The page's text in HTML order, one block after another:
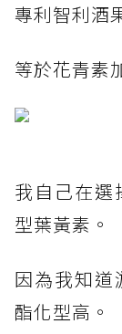
專利智利酒
等於花青素
我自己在選
型葉黃素。
因為我知道
酯化型高。